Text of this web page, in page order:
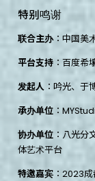
特别鸣谢
联合主办：中国美
平台支持 ：百度希
发起人 ：吟光、于
承办单位 ：
协办单位 ：八光
体艺术平台
特邀嘉宾 ：2023